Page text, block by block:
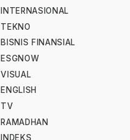
INTERNASIONAL
TEKNO
BISNIS FINANSIAL
ESGNOW
VISUAL
ENGLISH
TV
RAMADHAN
INDEKS